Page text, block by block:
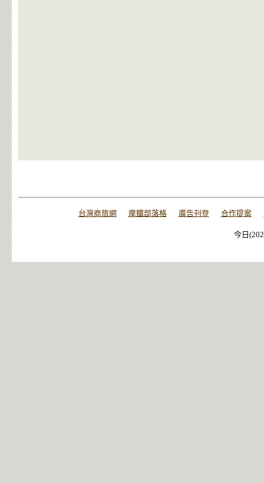
台灣商旅網 摩鐵部落格 廣告刊登 合作提案
今日